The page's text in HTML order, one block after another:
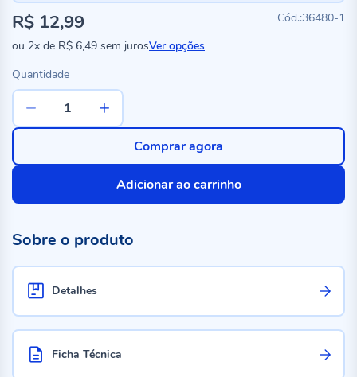
36480-1
R$ 12,99
ou 2x de R$ 6,49 sem jurosVer opções
Quantidade
Adicionar ao carrinho
Comprar agora
Sobre o produto
Detalhes
Ficha Técnica